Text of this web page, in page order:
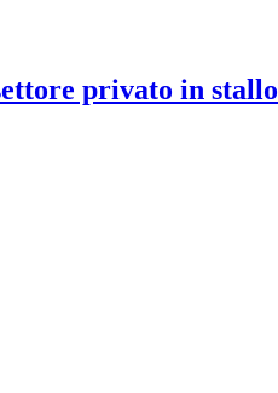
privato in stallo